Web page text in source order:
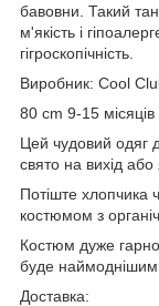
бавовни. Такий
м'якість і
гігроскопічність.
Виробник: Cool
80 cm 9-15
Цей чудовий одяг
свято на вихід
Потіште
костюмом з
Костюм дуже
буде наймоднішим
Доставка: